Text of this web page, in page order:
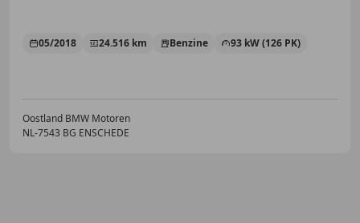
05/2018 24.516 km Benzine 93 kW (126 PK)
Oostland BMW Motoren
NL-7543 BG ENSCHEDE